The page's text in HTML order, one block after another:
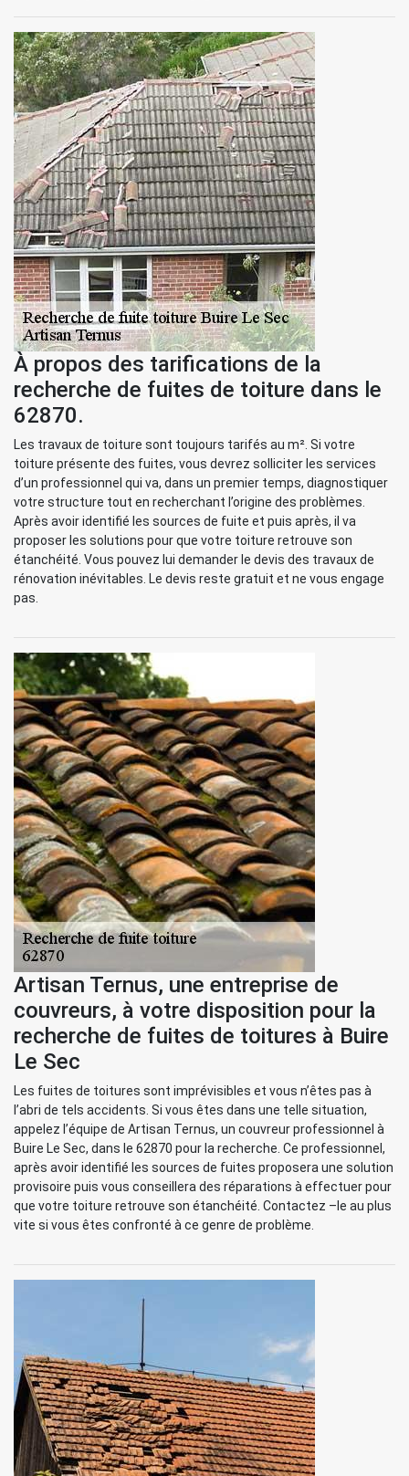
À propos des tarifications de la
recherche de fuites de toiture dans le
62870.
Les travaux de toiture sont toujours tarifés au m². Si votre
toiture présente des fuites, vous devrez solliciter les services
d’un professionnel qui va, dans un premier temps, diagnostiquer
votre structure tout en recherchant l’origine des problèmes.
Après avoir identifié les sources de fuite et puis après, il va
proposer les solutions pour que votre toiture retrouve son
étanchéité. Vous pouvez lui demander le devis des travaux de
rénovation inévitables. Le devis reste gratuit et ne vous engage
pas.
Artisan Ternus, une entreprise de
couvreurs, à votre disposition pour la
recherche de fuites de toitures à Buire
Le Sec
Les fuites de toitures sont imprévisibles et vous n’êtes pas à
l’abri de tels accidents. Si vous êtes dans une telle situation,
appelez l’équipe de Artisan Ternus, un couvreur professionnel à
Buire Le Sec, dans le 62870 pour la recherche. Ce professionnel,
après avoir identifié les sources de fuites proposera une solution
provisoire puis vous conseillera des réparations à effectuer pour
que votre toiture retrouve son étanchéité. Contactez –le au plus
vite si vous êtes confronté à ce genre de problème.